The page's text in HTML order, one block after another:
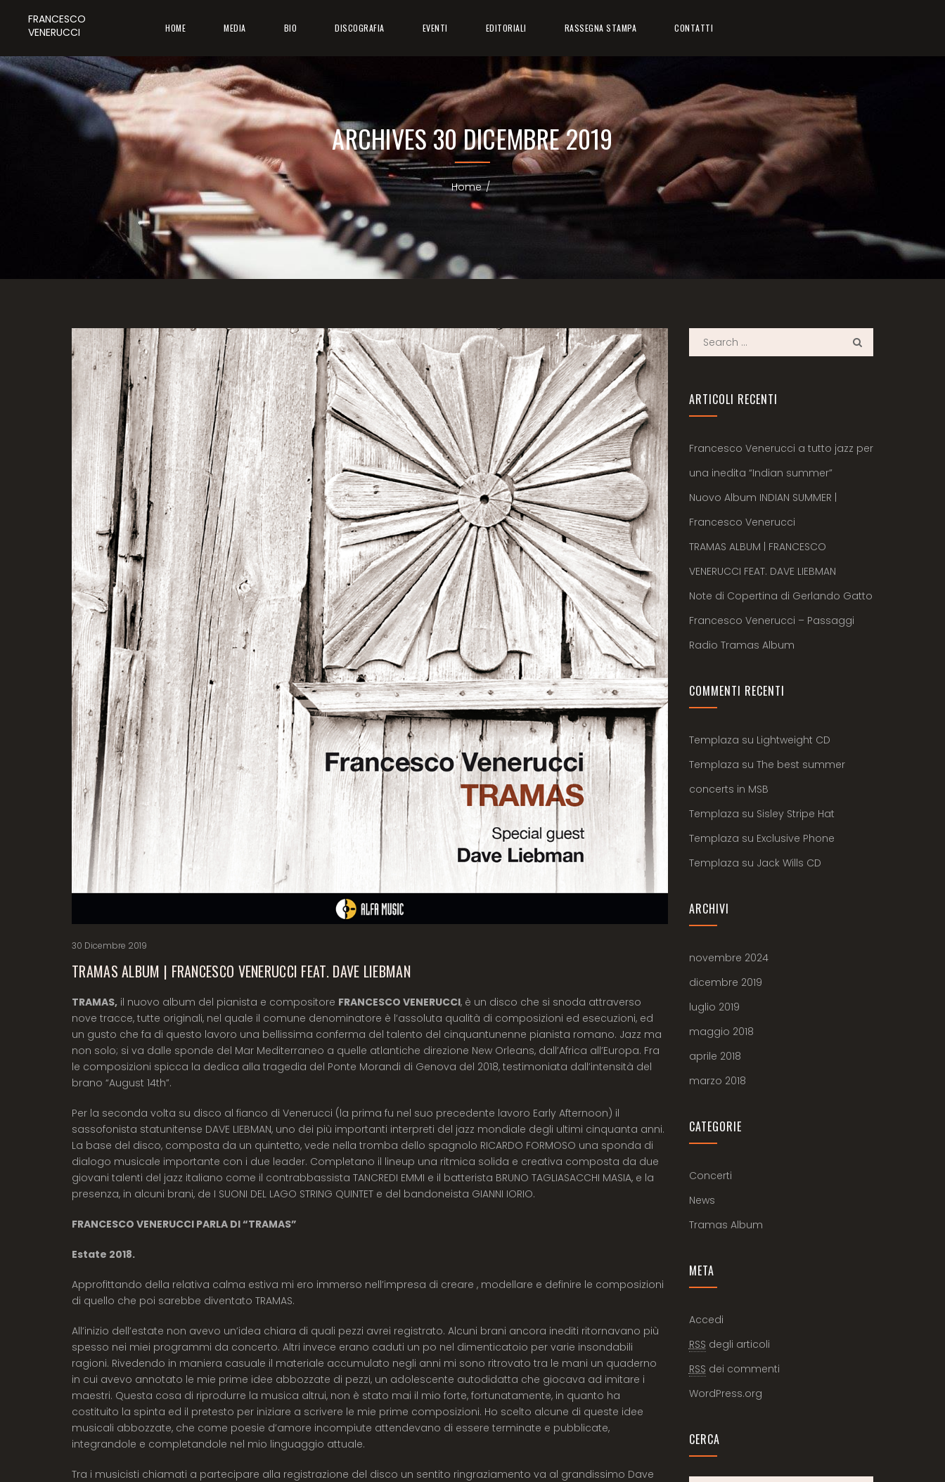
FRANCESCO
VENERUCCI
HOME MEDIA BIO DISCOGRAFIA EVENTI EDITORIALI RASSEGNA STAMPA CONTATTI
ARCHIVES30 DICEMBRE 2019
Home /
30 Dicembre 2019
TRAMAS ALBUM | FRANCESCO VENERUCCI FEAT. DAVE LIEBMAN
TRAMAS, il nuovo album del pianista e compositore FRANCESCO VENERUCCI, è un disco che si snoda attraverso
nove tracce, tutte originali, nel quale il comune denominatore è l’assoluta qualità di composizioni ed esecuzioni, ed
un gusto che fa di questo lavoro una bellissima conferma del talento del cinquantunenne pianista romano. Jazz ma
non solo; si va dalle sponde del Mar Mediterraneo a quelle atlantiche direzione New Orleans, dall’Africa all’Europa. Fra
le composizioni spicca la dedica alla tragedia del Ponte Morandi di Genova del 2018, testimoniata dall’intensità del
brano “August 14th”.
Per la seconda volta su disco al fianco di Venerucci (la prima fu nel suo precedente lavoro Early Afternoon) il
sassofonista statunitense DAVE LIEBMAN, uno dei più importanti interpreti del jazz mondiale degli ultimi cinquanta anni.
La base del disco, composta da un quintetto, vede nella tromba dello spagnolo RICARDO FORMOSO una sponda di
dialogo musicale importante con i due leader. Completano il lineup una ritmica solida e creativa composta da due
giovani talenti del jazz italiano come il contrabbassista TANCREDI EMMI e il batterista BRUNO TAGLIASACCHI MASIA, e la
presenza, in alcuni brani, de I SUONI DEL LAGO STRING QUINTET e del bandoneista GIANNI IORIO.
FRANCESCO VENERUCCI PARLA DI “TRAMAS”
Estate 2018.
Approfittando della relativa calma estiva mi ero immerso nell’impresa di creare , modellare e definire le composizioni
di quello che poi sarebbe diventato TRAMAS.
All’inizio dell’estate non avevo un’idea chiara di quali pezzi avrei registrato. Alcuni brani ancora inediti ritornavano più
spesso nei miei programmi da concerto. Altri invece erano caduti un po nel dimenticatoio per varie insondabili
ragioni. Rivedendo in maniera casuale il materiale accumulato negli anni mi sono ritrovato tra le mani un quaderno
in cui avevo annotato le mie prime idee abbozzate di pezzi, un adolescente autodidatta che giocava ad imitare i
maestri. Questa cosa di riprodurre la musica altrui, non è stato mai il mio forte, fortunatamente, in quanto ha
costituito la spinta ed il pretesto per iniziare a scrivere le mie prime composizioni. Ho scelto alcune di queste idee
musicali abbozzate, che come poesie d’amore incompiute attendevano di essere terminate e pubblicate,
integrandole e completandole nel mio linguaggio attuale.
Tra i musicisti chiamati a partecipare alla registrazione del disco un sentito ringraziamento va al grandissimo Dave
ARTICOLI RECENTI
Francesco Venerucci a tutto jazz per
una inedita “Indian summer”
Nuovo Album INDIAN SUMMER |
Francesco Venerucci
TRAMAS ALBUM | FRANCESCO
VENERUCCI FEAT. DAVE LIEBMAN
Note di Copertina di Gerlando Gatto
Francesco Venerucci – Passaggi
Radio Tramas Album
COMMENTI RECENTI
Templaza su Lightweight CD
Templaza su The best summer
concerts in MSB
Templaza su Sisley Stripe Hat
Templaza su Exclusive Phone
Templaza su Jack Wills CD
ARCHIVI
novembre 2024
dicembre 2019
luglio 2019
maggio 2018
aprile 2018
marzo 2018
CATEGORIE
Concerti
News
Tramas Album
META
Accedi
RSS degli articoli
RSS dei commenti
WordPress.org
CERCA